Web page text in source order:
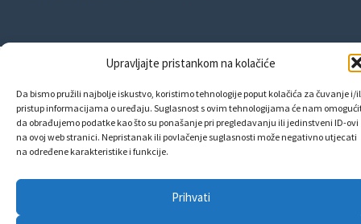
Upravljajte pristankom na kolačiće
Da bismo pružili najbolje iskustvo, koristimo tehnologije poput kolačića za čuvanje i/
pristup informacijama o uređaju. Suglasnost s ovim tehnologijama će nam
da obrađujemo podatke kao što su ponašanje pri pregledavanju ili jedinstveni ID-ovi
na ovoj web stranici. Nepristanak ili povlačenje suglasnosti može negativno utjecati
na određene karakteristike i funkcije.
Prihvati